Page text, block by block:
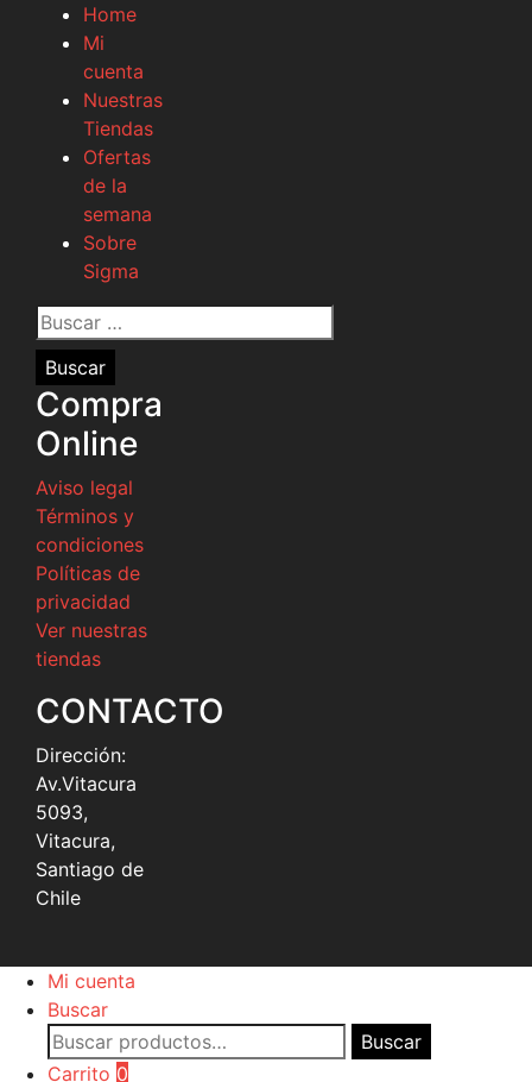
Home
Mi
cuenta
Nuestras
Tiendas
Ofertas
de la
semana
Sobre
Sigma
Buscar
por:
Compra
Online
Aviso legal
Términos y
condiciones
Políticas de
privacidad
Ver nuestras
tiendas
CONTACTO
Dirección:
Av.Vitacura
5093,
Vitacura,
Santiago de
Chile
Mi cuenta
Buscar
Buscar
por:
Buscar
Carrito 0